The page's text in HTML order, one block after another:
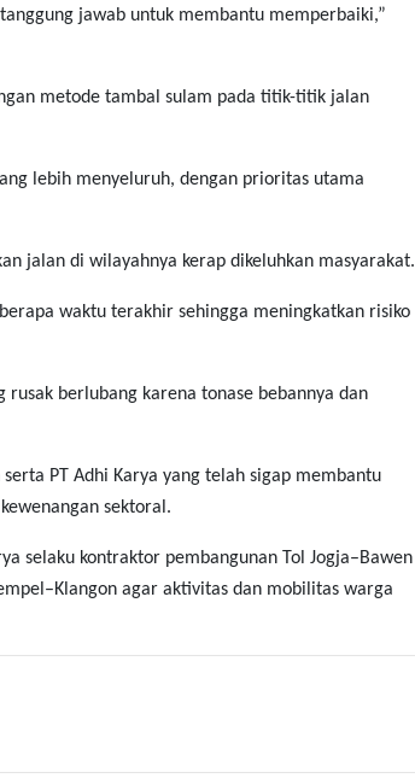
jawab untuk membantu memperbaiki,”
metode tambal sulam pada titik-titik jalan
lebih menyeluruh, dengan prioritas utama
jalan di wilayahnya kerap dikeluhkan masyarakat.
waktu terakhir sehingga meningkatkan risiko
rusak berlubang karena tonase bebannya dan
PT Adhi Karya yang telah sigap membantu
sektoral.
selaku kontraktor pembangunan Tol Jogja–Bawen
agar aktivitas dan mobilitas warga